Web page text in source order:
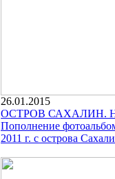
26.01.2015
ОСТРОВ САХАЛИН.
Пополнение
2011 г. с острова